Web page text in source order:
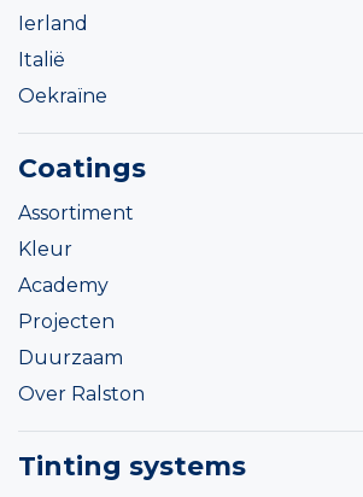
Ierland
Italië
Oekraïne
Coatings
Assortiment
Kleur
Academy
Projecten
Duurzaam
Over Ralston
Tinting systems